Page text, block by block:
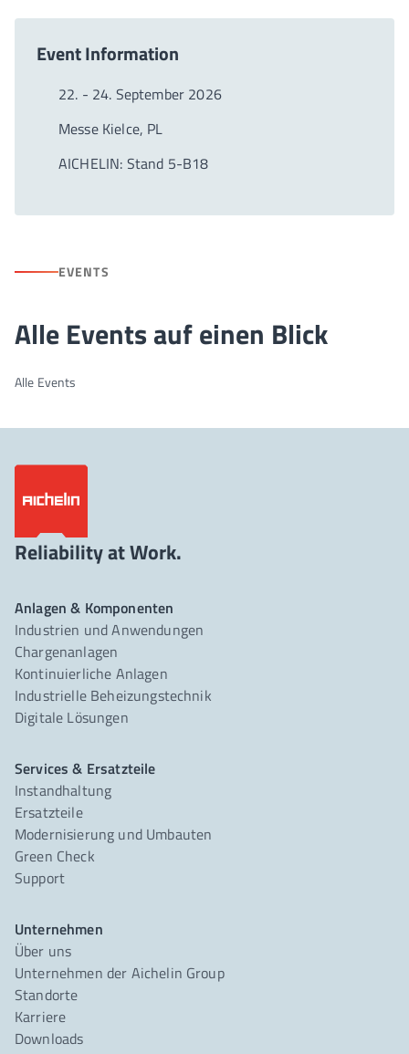
Event Information
22. - 24. September 2026
Messe Kielce, PL
AICHELIN: Stand 5-B18
EVENTS
Alle Events auf einen Blick
Alle Events
Reliability at Work.
Anlagen & Komponenten
Industrien und Anwendungen
Chargenanlagen
Kontinuierliche Anlagen
Industrielle Beheizungstechnik
Digitale Lösungen
Services & Ersatzteile
Instandhaltung
Ersatzteile
Modernisierung und Umbauten
Green Check
Support
Unternehmen
Über uns
Unternehmen der Aichelin Group
Standorte
Karriere
Downloads